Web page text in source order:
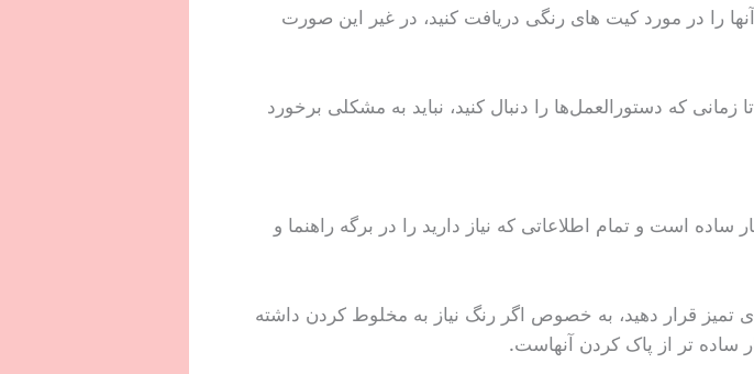
را در مورد کیت های رنگی دریافت کنید، در غیر این صورت
زمانی که دستورالعمل‌ها را دنبال کنید، نباید به مشکلی برخورد
است و تمام اطلاعاتی که نیاز دارید را در برگه راهنما و
تمیز قرار دهید، به خصوص اگر رنگ نیاز به مخلوط کردن داشته
ساده تر از پاک کردن آنهاست.